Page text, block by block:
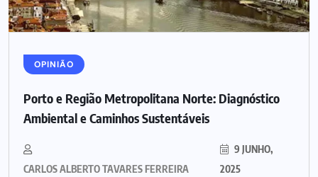
OPINIÃO
Porto e Região Metropolitana Norte: Diagnóstico
Ambiental e Caminhos Sustentáveis
CARLOS ALBERTO TAVARES FERREIRA
9 JUNHO,
2025